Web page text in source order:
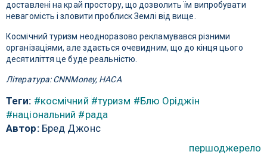
доставлені на край простору, що дозволить їм випробувати
невагомість і зловити проблиск Землі від вище.
Космічний туризм неодноразово рекламувався різними
організаціями, але здається очевидним, що до кінця цього
десятиліття це буде реальністю.
Література: CNNMoney, НАСА
Теги: #космічний #туризм #Блю Оріджін
#національний #рада
Автор:Бред Джонс
першоджерело